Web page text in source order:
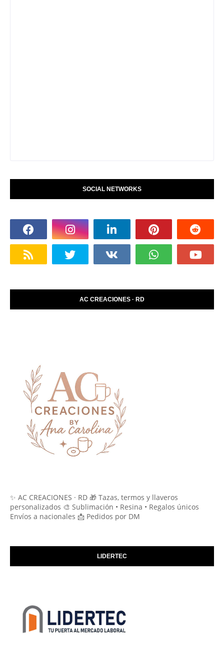
SOCIAL NETWORKS
AC CREACIONES · RD
✨ AC CREACIONES · RD 🎁 Tazas, termos y llaveros
personalizados 🎨 Sublimación • Resina • Regalos únicos
Envíos a nacionales 📩 Pedidos por DM
LIDERTEC